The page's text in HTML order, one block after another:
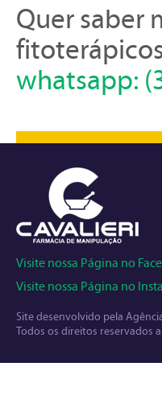
Quer saber
whatsapp:
Visite nossa Página no
Visite nossa Página no
Site desenvolvido pela
Todos os direitos reservados